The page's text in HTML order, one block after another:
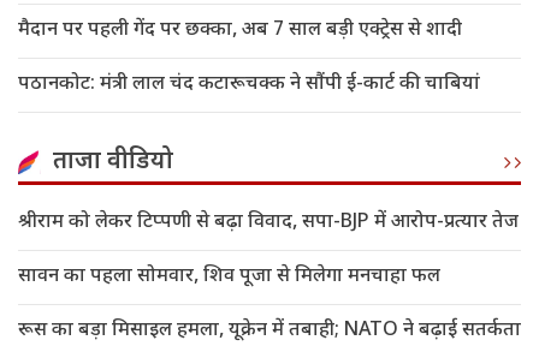
मैदान पर पहली गेंद पर छक्का, अब 7 साल बड़ी एक्ट्रेस से शादी
पठानकोट: मंत्री लाल चंद कटारूचक्क ने सौंपी ई-कार्ट की चाबियां
ताजा वीडियो
श्रीराम को लेकर टिप्पणी से बढ़ा विवाद, सपा-BJP में आरोप-प्रत्यार तेज
सावन का पहला सोमवार, शिव पूजा से मिलेगा मनचाहा फल
रूस का बड़ा मिसाइल हमला, यूक्रेन में तबाही; NATO ने बढ़ाई सतर्कता